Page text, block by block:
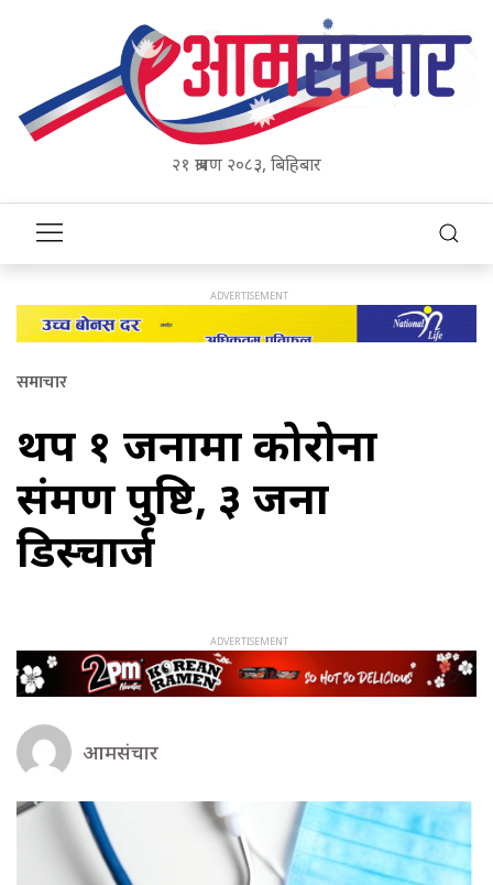
२१ श्रावण २०८३, बिहिबार
समाचार
थप १ जनामा कोरोना
संक्रमण पुष्टि, ३ जना
डिस्चार्ज
आमसंचार